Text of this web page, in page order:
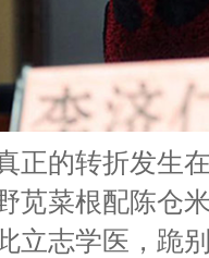
正的转折发生
苋菜根配陈仓
立志学医，跪